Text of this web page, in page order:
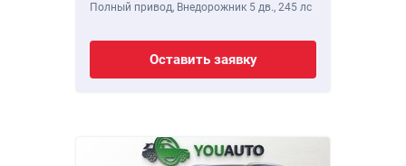
Полный привод, Внедорожник 5 дв., 245 лс
Оставить заявку